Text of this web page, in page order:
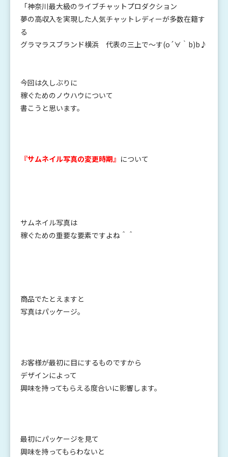
「神奈川最大級のライブチャットプロダクション
夢の高収入を実現した人気チャットレディーが多数在籍す
る
グラマラスブランド横浜 代表の三上で～す(o´∀｀b)b♪
今回は久しぶりに
稼ぐためのノウハウについて
書こうと思います。
『サムネイル写真の変更時期』 について
サムネイル写真は
稼ぐための重要な要素ですよね＾＾
商品でたとえますと
写真はパッケージ。
お客様が最初に目にするものですから
デザインによって
興味を持ってもらえる度合いに影響します。
最初にパッケージを見て
興味を持ってもらわないと